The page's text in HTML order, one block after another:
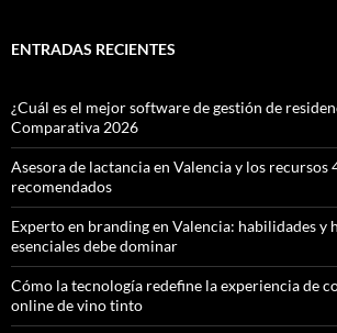
ENTRADAS RECIENTES
¿Cuál es el mejor software de gestión de
Comparativa 2026
Asesora de lactancia en Valencia y los recursos
recomendados
Experto en branding en Valencia: habilidades y
esenciales debe dominar
Cómo la tecnología redefine la experiencia de
online de vino tinto